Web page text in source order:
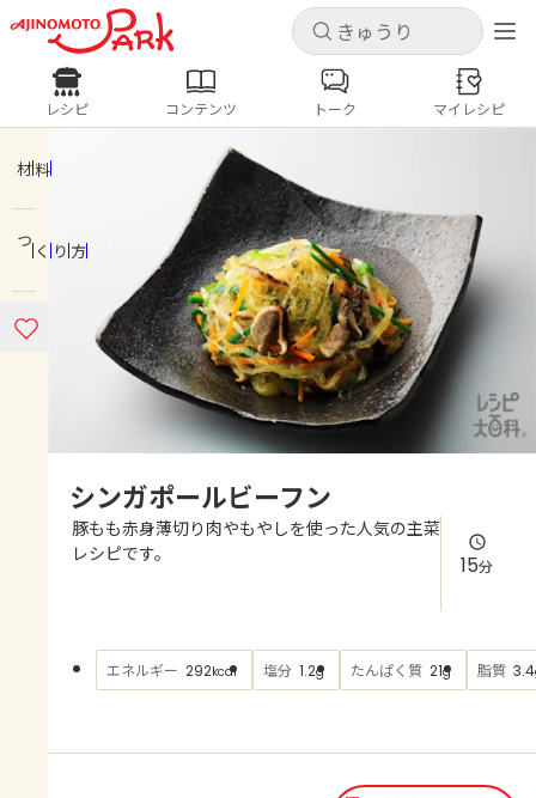
キャンセル
ログインするとレシピを保存できます
ホーム
コンテンツ
よくあるお問い合わせ
AJINOMOTO PARK とは
キャンセル
レシピ コンテンツ
人気の食材・レシピ
きゅうり なす トマト
とうもろこし
ピーマン
みょうが ゴーヤ
レシピ コンテンツ トーク マイレシピ
材料
つくり方
シンガポールビーフン
豚もも赤身薄切り肉やもやしを使った人気の主菜
レシピです。
15分
エネルギー 292kcal 塩分 1.2g たんぱく質 21g 脂質 3.4